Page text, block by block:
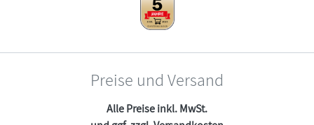
Preise und Versand
Alle Preise inkl. MwSt.